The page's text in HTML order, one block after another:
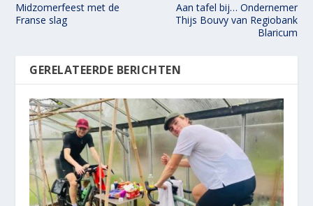
Midzomerfeest met de
Franse slag
Aan tafel bij… Ondernemer
Thijs Bouvy van Regiobank
Blaricum
GERELATEERDE BERICHTEN